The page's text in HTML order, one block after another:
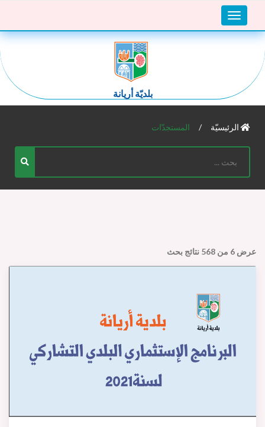
Toggle
navigation
بلديّة أريانة
الرئيسيّة المستجدّات
عرض 6 من 568 نتائج بحث